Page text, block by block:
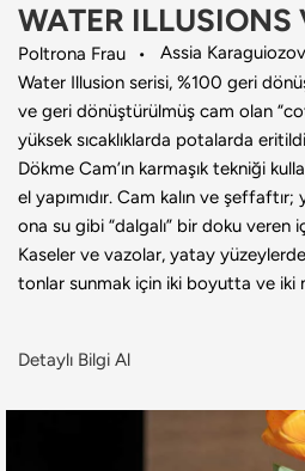
WATER ILLUSIONS
Poltrona Frau Assia
Water Illusion serisi, %100 geri
ve geri dönüştürülmüş cam olan
yüksek sıcaklıklarda potalarda
Dökme Cam’ın karmaşık tekniği
el yapımıdır. Cam kalın ve
ona su gibi “dalgalı” bir doku veren
Kaseler ve vazolar, yatay
tonlar sunmak için iki boyutta ve iki
Detaylı Bilgi Al